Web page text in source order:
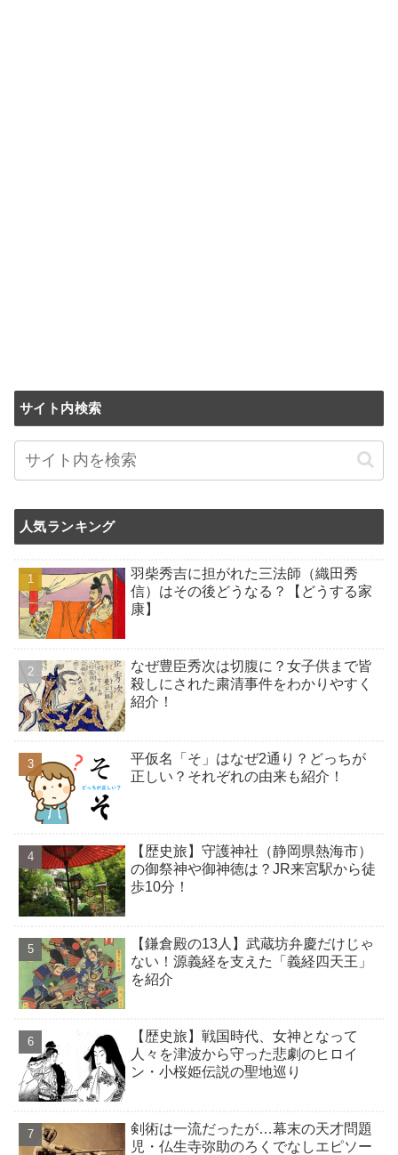
サイト内検索
人気ランキング
羽柴秀吉に担がれた三法師（織田秀
信）はその後どうなる？【どうする家
康】
なぜ豊臣秀次は切腹に？女子供まで皆
殺しにされた粛清事件をわかりやすく
紹介！
平仮名「そ」はなぜ2通り？どっちが
正しい？それぞれの由来も紹介！
【歴史旅】守護神社（静岡県熱海市）
の御祭神や御神徳は？JR来宮駅から徒
歩10分！
【鎌倉殿の13人】武蔵坊弁慶だけじゃ
ない！源義経を支えた「義経四天王」
を紹介
【歴史旅】戦国時代、女神となって
人々を津波から守った悲劇のヒロイ
ン・小桜姫伝説の聖地巡り
剣術は一流だったが…幕末の天才問題
児・仏生寺弥助のろくでなしエピソー